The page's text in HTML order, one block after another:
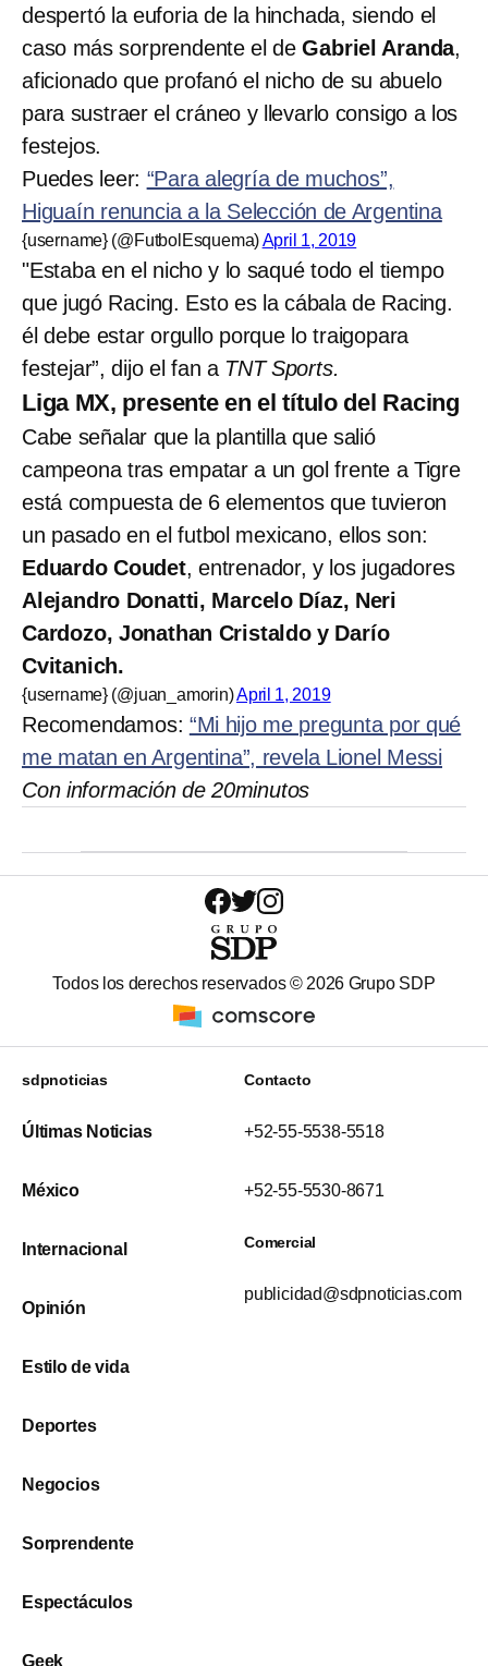
despertó la euforia de la hinchada, siendo el
caso más sorprendente el deGabriel Aranda,
aficionado que profanó el nicho de su abuelo
para sustraer el cráneo y llevarlo consigo a los
festejos.
Puedes leer: “Para alegría de muchos”,
Higuaín renuncia a la Selección de Argentina
{username} (@FutbolEsquema)April 1, 2019
"Estaba en el nicho y lo saqué todo el tiempo
que jugó Racing. Esto es la cábala de Racing.
él debe estar orgullo porque lo traigopara
festejar”, dijo el fan aTNT Sports.
Liga MX, presente en el título del Racing
Cabe señalar que la plantilla que salió
campeona tras empatar a un gol frente a Tigre
está compuesta de 6 elementos que tuvieron
un pasado en el futbol mexicano, ellos son:
Eduardo Coudet, entrenador, y los jugadores
Alejandro Donatti, Marcelo Díaz, Neri
Cardozo, Jonathan Cristaldo y Darío
Cvitanich.
{username} (@juan_amorin)April 1, 2019
Recomendamos: “Mi hijo me pregunta por qué
me matan en Argentina”, revela Lionel Messi
Con información de 20minutos
Todos los derechos reservados © 2026 Grupo SDP
sdpnoticias
Últimas Noticias
México
Internacional
Opinión
Estilo de vida
Deportes
Negocios
Sorprendente
Espectáculos
Geek
Contacto
+52-55-5538-5518
+52-55-5530-8671
Comercial
publicidad@sdpnoticias.com